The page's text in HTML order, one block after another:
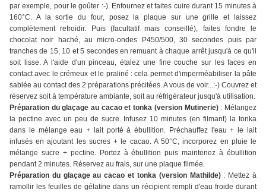
par exemple, pour le goûter :-). Enfournez et faites cuire durant 15 minutes à
160°C. A la sortie du four, posez la plaque sur une grille et laissez
complètement refroidir. Puis (facultatif mais conseillé), faites fondre le
chocolat noir haché, au micro-ondes P450/500, 30 secondes puis par
tranches de 15, 10 et 5 secondes en remuant à chaque arrêt jusqu'à ce qu'il
soit lisse. A l'aide d'un pinceau, étalez une fine couche sur les faces en
contact avec le crémeux et le praliné : cela permet d'imperméabiliser la pâte
sablée au contact des 2 préparations précitées. A vous de voir...:-) Couvrez et
réservez soit à température ambiante, soit au réfrigérateur jusqu'à utilisation.
Préparation du glaçage au cacao et tonka (version Mutinerie): Mélangez
la pectine avec un peu de sucre. Infusez 10 minutes (en filmant) la tonka
dans le mélange eau + lait porté à ébullition. Préchauffez l'eau + le lait
infusés en ajoutant les sucres + le cacao. A 50°C, incorporez en pluie le
mélange sucre + pectine. Portez à ébullition puis maintenez à ébullition
pendant 2 minutes. Réservez au frais, sur une plaque filmée.
Préparation du glaçage au cacao et tonka (version Mathilde): Mettez à
ramollir les feuilles de gélatine dans un récipient rempli d'eau froide durant